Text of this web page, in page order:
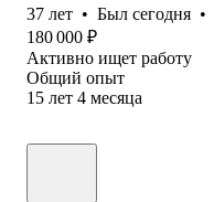
37 лет • Был сегодня •
180 000 ₽
Активно ищет работу
Общий опыт
15 лет 4 месяца